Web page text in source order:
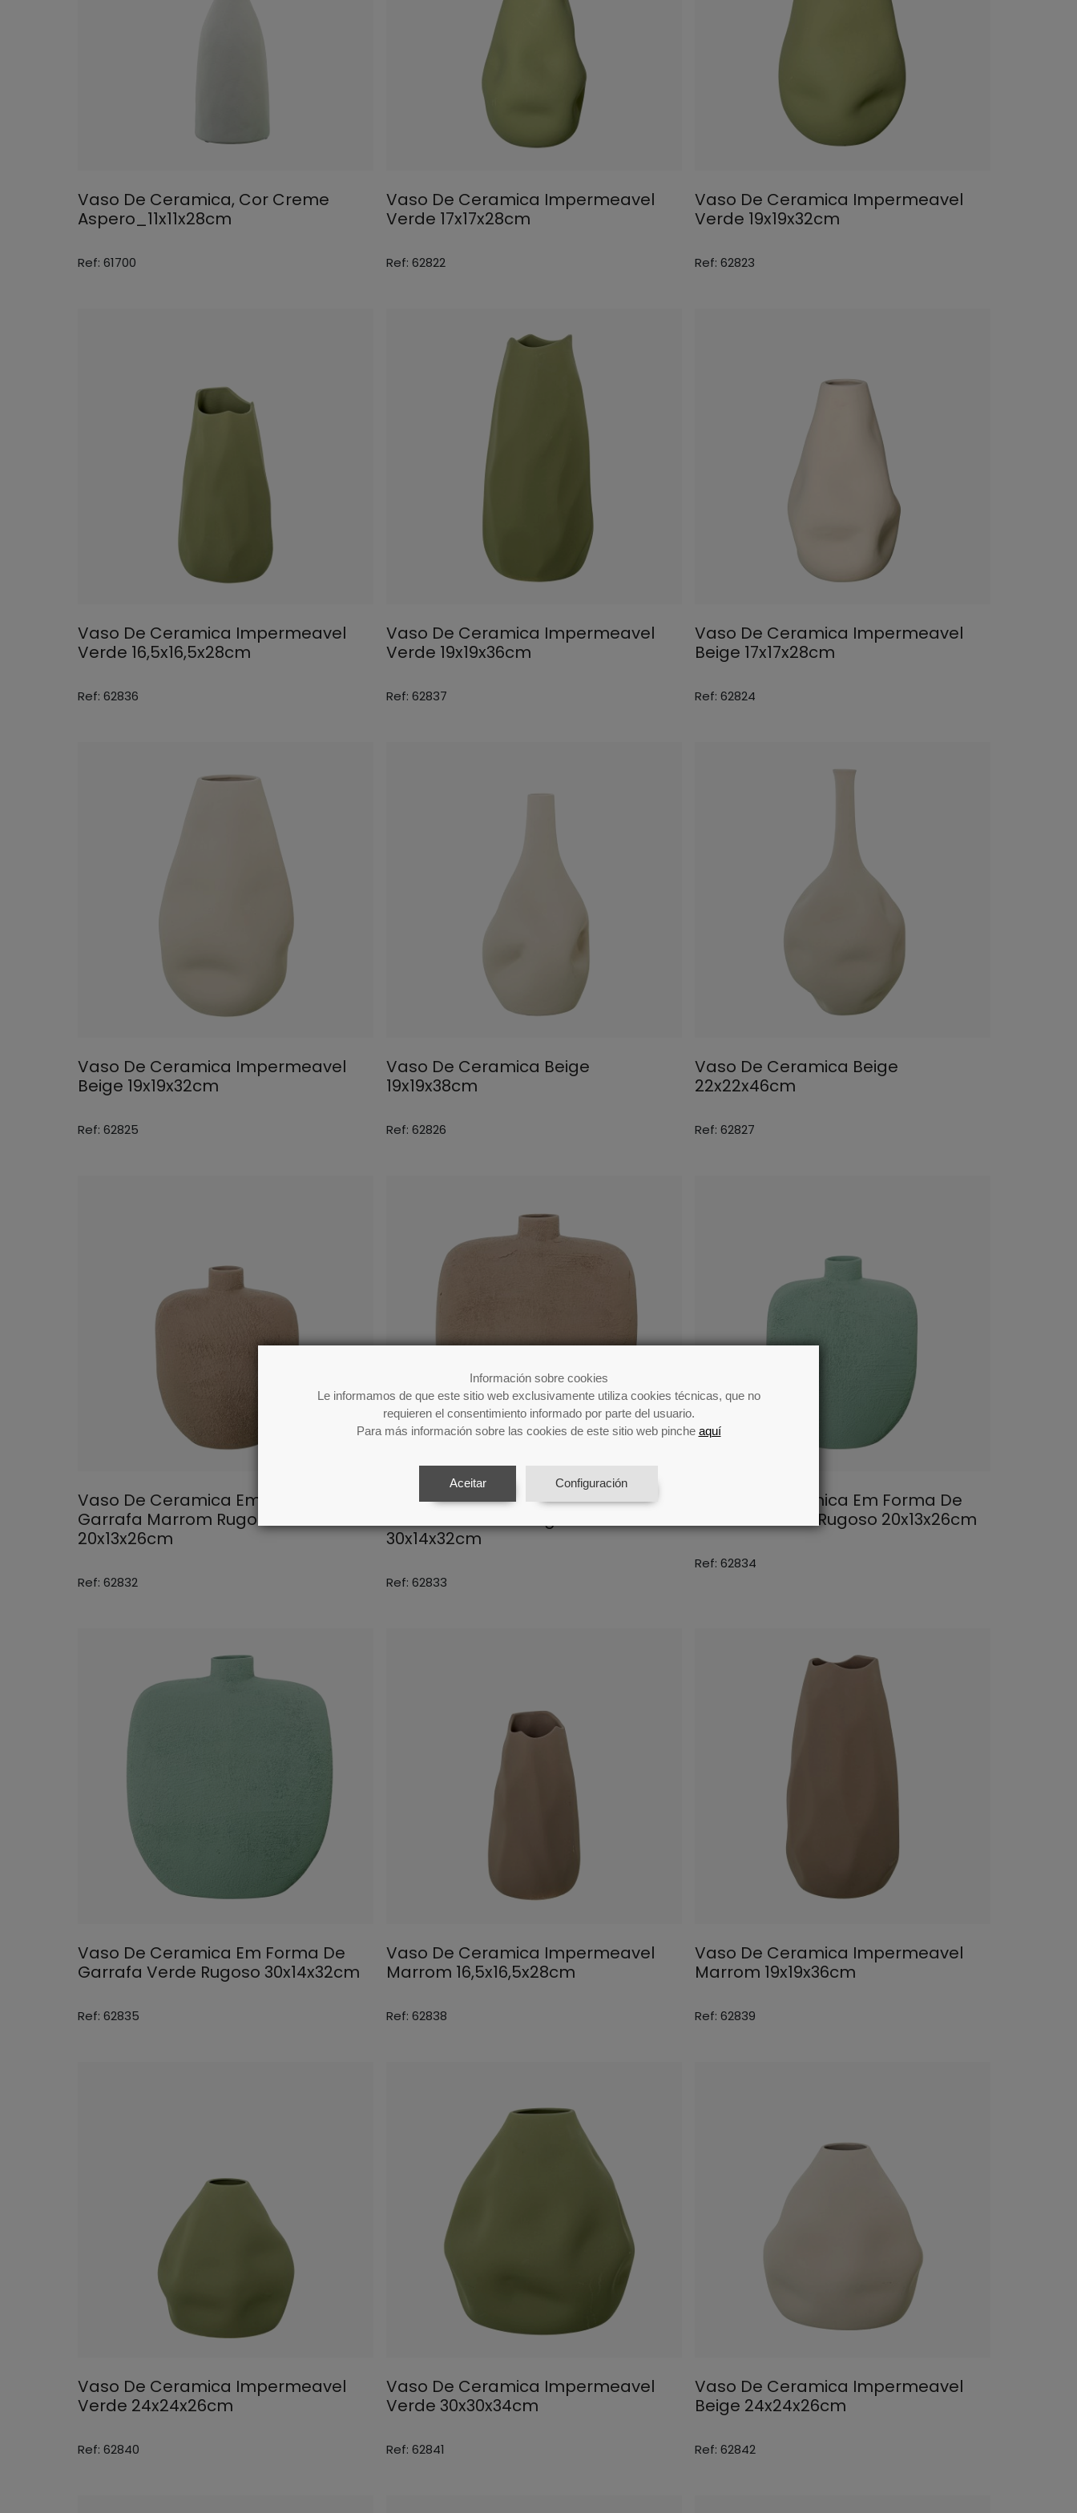
Información sobre cookies
Le informamos de que este sitio web exclusivamente utiliza cookies técnicas, que no
requieren el consentimiento informado por parte del usuario.
Para más información sobre las cookies de este sitio web pinche aquí
Aceitar Configuración
Vaso De Ceramica, Cor Creme
Aspero_11x11x28cm
Ref: 61700
Vaso De Ceramica Impermeavel
Verde 17x17x28cm
Ref: 62822
Vaso De Ceramica Impermeavel
Verde 19x19x32cm
Ref: 62823
Vaso De Ceramica Impermeavel
Verde 16,5x16,5x28cm
Ref: 62836
Vaso De Ceramica Impermeavel
Verde 19x19x36cm
Ref: 62837
Vaso De Ceramica Impermeavel
Beige 17x17x28cm
Ref: 62824
Vaso De Ceramica Impermeavel
Beige 19x19x32cm
Ref: 62825
Vaso De Ceramica Beige
19x19x38cm
Ref: 62826
Vaso De Ceramica Beige
22x22x46cm
Ref: 62827
Vaso De Ceramica Em Forma De
Garrafa Marrom Rugoso
20x13x26cm
Ref: 62832
Vaso De Ceramica Em Forma De
30x14x32cm
Ref: 62833
Vaso De Ceramica Em Forma De
Garrafa Verde Rugoso 20x13x26cm
Ref: 62834
Vaso De Ceramica Em Forma De
Garrafa Verde Rugoso 30x14x32cm
Ref: 62835
Vaso De Ceramica Impermeavel
Marrom 16,5x16,5x28cm
Ref: 62838
Vaso De Ceramica Impermeavel
Marrom 19x19x36cm
Ref: 62839
Vaso De Ceramica Impermeavel
Verde 24x24x26cm
Ref: 62840
Vaso De Ceramica Impermeavel
Verde 30x30x34cm
Ref: 62841
Vaso De Ceramica Impermeavel
Beige 24x24x26cm
Ref: 62842